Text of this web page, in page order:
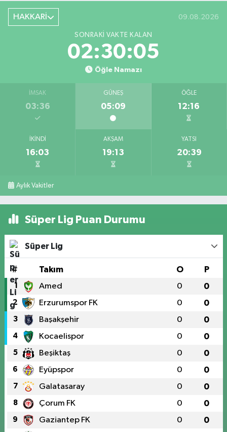
HAKKARİ 09.08.2026
SONRAKI VAKTE KALAN
02:30:04
Öğle Namazı
İMSAK
03:36
GÜNEŞ
05:09
ÖĞLE
12:16
İKINDI
16:03
AKŞAM
19:13
YATSI
20:39
Aylık Vakitler
Süper Lig Puan Durumu
Süper Lig
# Takım O P
1 Amed 0 0
2 Erzurumspor FK 0 0
3 Başakşehir 0 0
4 Kocaelispor 0 0
5 Beşiktaş 0 0
6 Eyüpspor 0 0
7 Galatasaray 0 0
8 Çorum FK 0 0
9 Gaziantep FK 0 0